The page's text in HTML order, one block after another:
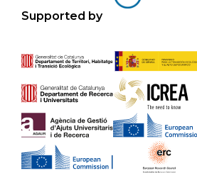
Supported by